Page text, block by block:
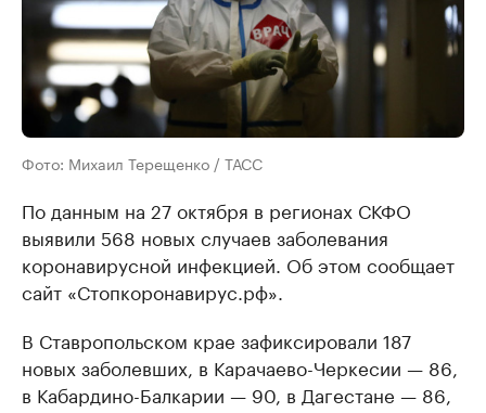
Фото: Михаил Терещенко / ТАСС
По данным на 27 октября в регионах СКФО
выявили 568 новых случаев заболевания
коронавирусной инфекцией. Об этом сообщает
сайт «Стопкоронавирус.рф».
В Ставропольском крае зафиксировали 187
новых заболевших, в Карачаево-Черкесии — 86,
в Кабардино-Балкарии — 90, в Дагестане — 86,